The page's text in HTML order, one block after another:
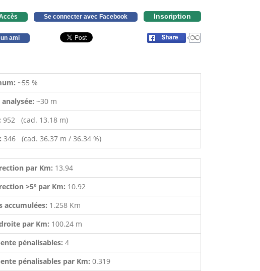
Se connecter avec Facebook Inscription
ami
~55 %
~30 m
952 (cad. 13.18 m)
346 (cad. 36.37 m / 36.34 %)
par Km: 13.94
>5º par Km: 10.92
accumulées: 1.258 Km
par Km: 100.24 m
pénalisables: 4
pénalisables par Km: 0.319